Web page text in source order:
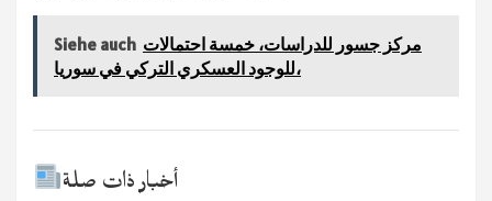
Siehe auch مركز جسور للدراسات، خمسة احتمالات
للوجود العسكري التركي في سوريا،
أخبار ذات صلة